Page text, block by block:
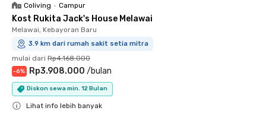
Coliving • Campur
Kost Rukita Jack's House Melawai
Melawai, Kebayoran Baru
3.9 km dari rumah sakit setia mitra
mulai dari Rp4.168.000
-6% Rp3.908.000 /bulan
Diskon sewa min. 12 Bulan
Lihat info lebih banyak